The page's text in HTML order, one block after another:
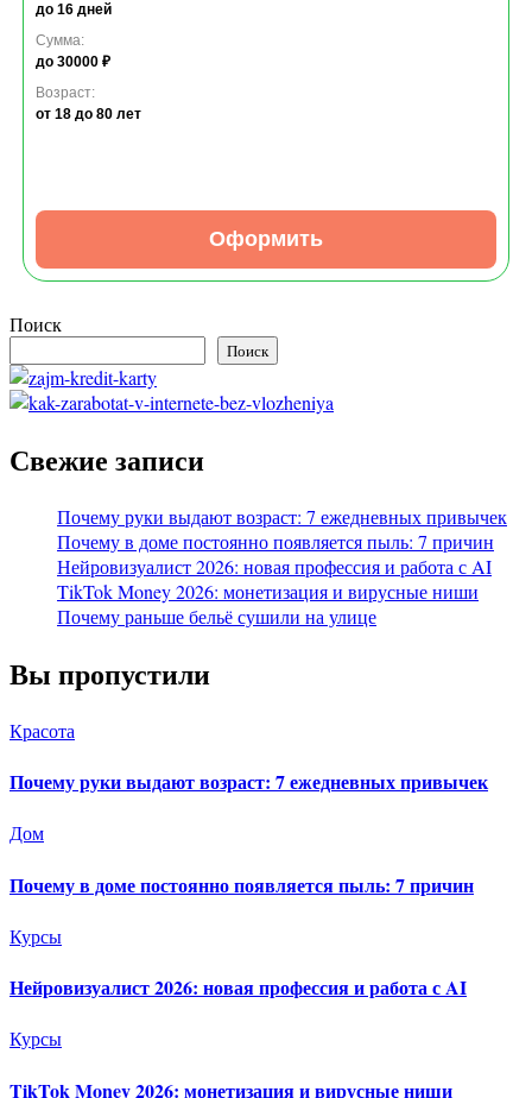
до 16 дней
Сумма:
до 30000 ₽
Возраст:
от 18 до 80 лет
Оформить
Поиск
Поиск
Свежие записи
Почему руки выдают возраст: 7 ежедневных привычек
Почему в доме постоянно появляется пыль: 7 причин
Нейровизуалист 2026: новая профессия и работа с AI
TikTok Money 2026: монетизация и вирусные ниши
Почему раньше бельё сушили на улице
Вы пропустили
Красота
Почему руки выдают возраст: 7 ежедневных привычек
Дом
Почему в доме постоянно появляется пыль: 7 причин
Курсы
Нейровизуалист 2026: новая профессия и работа с AI
Курсы
TikTok Money 2026: монетизация и вирусные ниши